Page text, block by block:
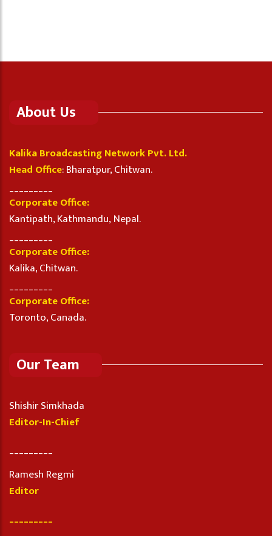
About Us
Kalika Broadcasting Network Pvt. Ltd.
Head Office: Bharatpur, Chitwan.
Corporate Office:
Kantipath, Kathmandu, Nepal.
Corporate Office:
Kalika, Chitwan.
Corporate Office:
Toronto, Canada.
Our Team
Shishir Simkhada
Editor-In-Chief
Ramesh Regmi
Editor
_________